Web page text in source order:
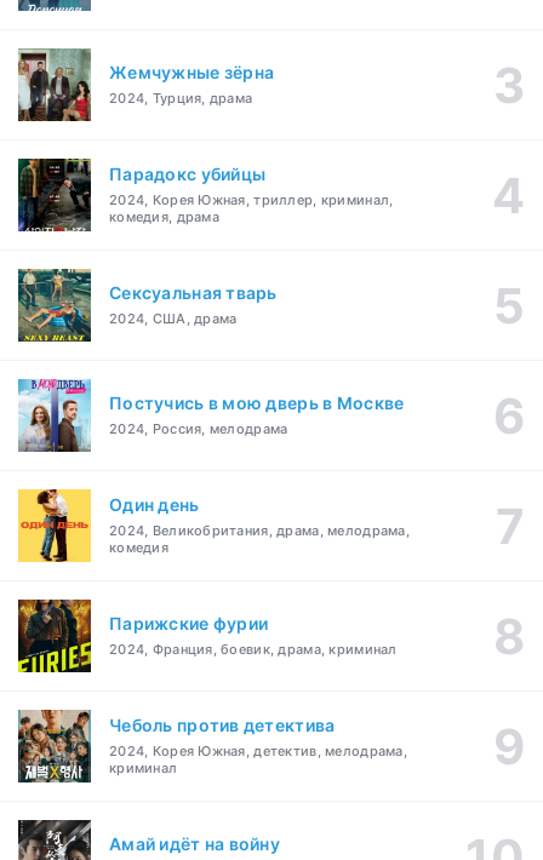
Жемчужные зёрна
2024, Турция, драма
Парадокс убийцы
2024, Корея Южная, триллер, криминал,
комедия, драма
Сексуальная тварь
2024, США, драма
Постучись в мою дверь в Москве
2024, Россия, мелодрама
Один день
2024, Великобритания, драма, мелодрама,
комедия
Парижские фурии
2024, Франция, боевик, драма, криминал
Чеболь против детектива
2024, Корея Южная, детектив, мелодрама,
криминал
Амай идёт на войну